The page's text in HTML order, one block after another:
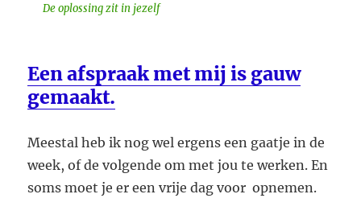
De oplossing zit in jezelf
Een afspraak met mij is gauw
gemaakt.
Meestal heb ik nog wel ergens een gaatje in de
week, of de volgende om met jou te werken. En
soms moet je er een vrije dag voor opnemen.